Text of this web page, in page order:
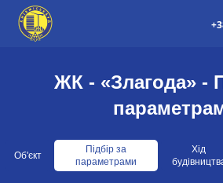
ЖК - «Злагода» -
Об'єкт
Підбір за
параметрами
Хід